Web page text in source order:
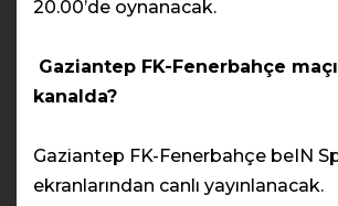
20.00’de oynanacak.
Gaziantep FK-Fenerbahçe
kanalda?
Gaziantep FK-Fenerbahçe beIN
ekranlarından canlı yayınlanacak.